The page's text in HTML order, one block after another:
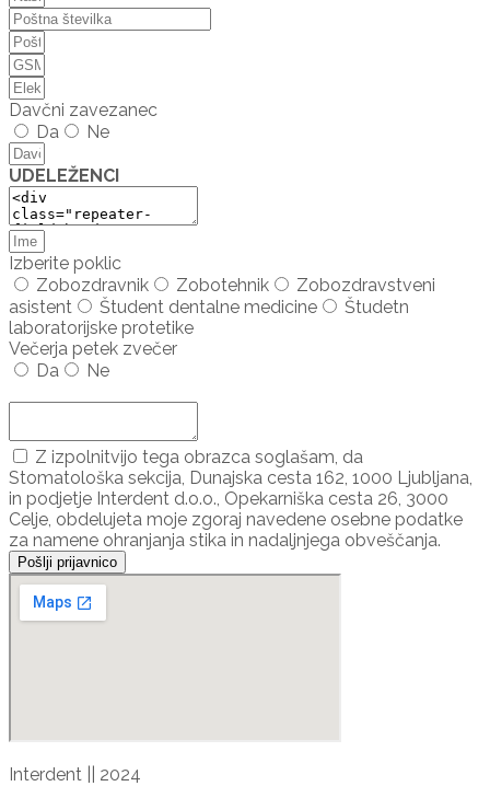
Davčni zavezanec
Da
Ne
UDELEŽENCI
Izberite poklic
Zobozdravnik
Zobotehnik
Zobozdravstveni
asistent
Študent dentalne medicine
Študetn
laboratorijske protetike
Večerja petek zvečer
Da
Ne
Z izpolnitvijo tega obrazca soglašam, da
Stomatološka sekcija, Dunajska cesta 162, 1000 Ljubljana,
in podjetje Interdent d.o.o., Opekarniška cesta 26, 3000
Celje, obdelujeta moje zgoraj navedene osebne podatke
za namene ohranjanja stika in nadaljnjega obveščanja.
Pošlji prijavnico
Interdent || 2024